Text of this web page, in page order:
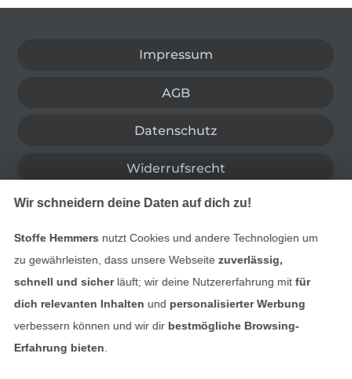
Impressum
AGB
Datenschutz
Widerrufsrecht
Kontakt
Finde mehr Inspiration
Wir schneidern deine Daten auf dich zu!
Stoffe Hemmers nutzt Cookies und andere Technologien um
zu gewährleisten, dass unsere Webseite zuverlässig,
schnell und sicherläuft; wir deine Nutzererfahrung mitfür
dich relevanten Inhalten und personalisierter Werbung
verbessern können und wir dir bestmögliche Browsing-
Erfahrung bieten